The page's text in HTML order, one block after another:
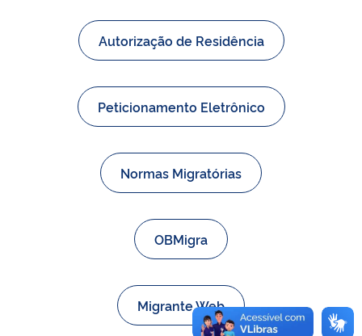
Autorização de Residência
Peticionamento Eletrônico
Normas Migratórias
OBMigra
Migrante Web